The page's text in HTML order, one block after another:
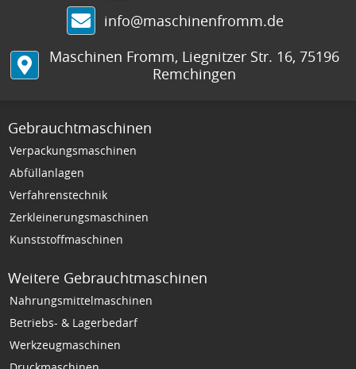
info@maschinenfromm.de
Maschinen Fromm, Liegnitzer Str. 16, 75196
Remchingen
Gebrauchtmaschinen
Verpackungsmaschinen
Abfüllanlagen
Verfahrenstechnik
Zerkleinerungsmaschinen
Kunststoffmaschinen
Weitere Gebrauchtmaschinen
Nahrungsmittelmaschinen
Betriebs- & Lagerbedarf
Werkzeugmaschinen